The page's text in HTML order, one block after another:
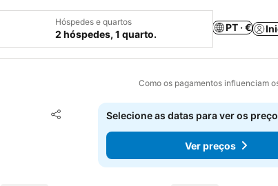
Hóspedes e quartos
2 hóspedes, 1 quarto.
PT · €
Como os pagamentos influenciam
Partilhar
Adicionar aos favoritos
Selecione as datas para ver os
Ver preços